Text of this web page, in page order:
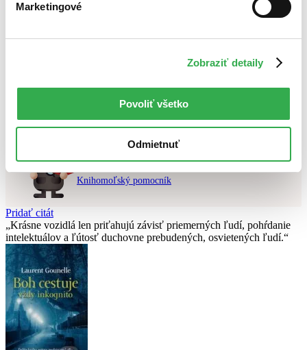
Marketingové
Zobraziť detaily
Povoliť všetko
Odmietnuť
Najlacnejšie
Skúste prosím zmeniť vyhľadávaný výraz.
Chcete poradiť knihu?
Knihomoľský pomocník
Pridať citát
Krásne vozidlá len priťahujú závisť priemerných ľudí, pohŕdanie
intelektuálov a ľútosť duchovne prebudených, osvietených ľudí.